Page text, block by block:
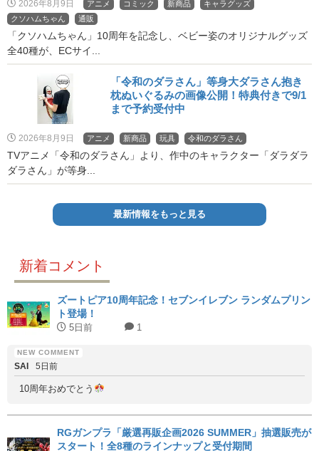
2026年8月9日 アニメ コミック 新商品
キャラグッズ
クソハムちゃん
通販
「クソハムちゃん」10周年を記念し、ベビー姿のオリジナルグッズ
全40種が、ECサイ...
「令和のダラさん」等身大ダラさん抱き
枕ぬいぐるみの画像公開！特典付きで9/1
まで予約受付中
2026年8月9日 アニメ 新商品 玩具 令和のダラさん
TVアニメ「令和のダラさん」より、作中のキャラクター「ダラダラ
ダラさん」が等身...
最新情報をもっと見る
新着コメント
ズートピア10周年記念！セブンイレブン ランダムプリン
ト登場！
5日前 1
SAI 5日前
10周年おめでとう
RGガンプラ「厳選再販企画2026 SUMMER」抽選販売が
スタート！全8種のラインナップと受付期間